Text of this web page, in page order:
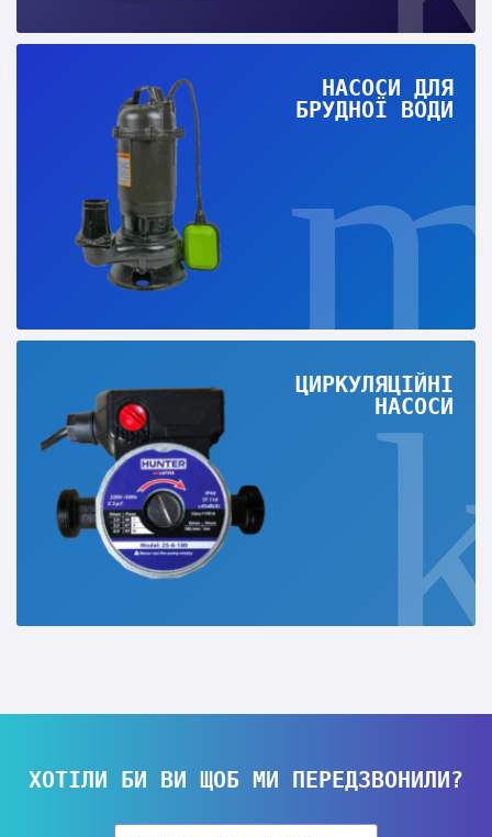
НАСОСИ ДЛЯ
БРУДНОЇ ВОДИ
ЦИРКУЛЯЦІЙНІ
НАСОСИ
ХОТІЛИ БИ ВИ ЩОБ МИ ПЕРЕДЗВОНИЛИ?